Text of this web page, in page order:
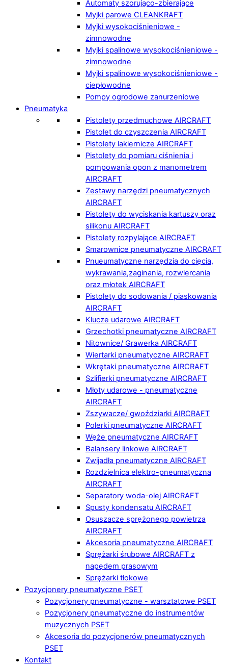
Automaty szorująco-zbierające
Myjki parowe CLEANKRAFT
Myjki wysokociśnieniowe -
zimnowodne
Myjki spalinowe wysokociśnieniowe -
zimnowodne
Myjki spalinowe wysokociśnieniowe -
ciepłowodne
Pompy ogrodowe zanurzeniowe
Pneumatyka
Pistolety przedmuchowe AIRCRAFT
Pistolet do czyszczenia AIRCRAFT
Pistolety lakiernicze AIRCRAFT
Pistolety do pomiaru ciśnienia i
pompowania opon z manometrem
AIRCRAFT
Zestawy narzędzi pneumatycznych
AIRCRAFT
Pistolety do wyciskania kartuszy oraz
silikonu AIRCRAFT
Pistolety rozpylające AIRCRAFT
Smarownice pneumatyczne AIRCRAFT
Pnueumatyczne narzędzia do cięcia,
wykrawania,zaginania, rozwiercania
oraz młotek AIRCRAFT
Pistolety do sodowania / piaskowania
AIRCRAFT
Klucze udarowe AIRCRAFT
Grzechotki pneumatyczne AIRCRAFT
Nitownice/ Grawerka AIRCRAFT
Wiertarki pneumatyczne AIRCRAFT
Wkrętaki pneumatyczne AIRCRAFT
Szlifierki pneumatyczne AIRCRAFT
Młoty udarowe - pneumatyczne
AIRCRAFT
Zszywacze/ gwoździarki AIRCRAFT
Polerki pneumatyczne AIRCRAFT
Węże pneumatyczne AIRCRAFT
Balansery linkowe AIRCRAFT
Zwijadła pneumatyczne AIRCRAFT
Rozdzielnica elektro-pneumatyczna
AIRCRAFT
Separatory woda-olej AIRCRAFT
Spusty kondensatu AIRCRAFT
Osuszacze sprężonego powietrza
AIRCRAFT
Akcesoria pneumatyczne AIRCRAFT
Sprężarki śrubowe AIRCRAFT z
napędem prasowym
Sprężarki tłokowe
Pozycjonery pneumatyczne PSET
Pozycjonery pneumatyczne - warsztatowe PSET
Pozycjonery pneumatyczne do instrumentów
muzycznych PSET
Akcesoria do pozycjonerów pneumatycznych
PSET
Kontakt